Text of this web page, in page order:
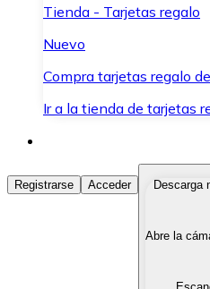
Tienda - Tarjetas regalo
Nuevo
Compra tarjetas regalo
Ir a la tienda de tarjetas
Comprar Criptomonedas
Compra criptomonedas
Vende tus
Registrarse Acceder
Descarga
Abre la